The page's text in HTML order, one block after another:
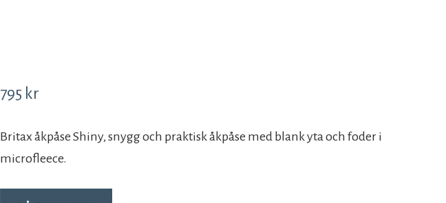
795 kr
Britax åkpåse Shiny, snygg och praktisk åkpåse med blank yta och foder i
microfleece.